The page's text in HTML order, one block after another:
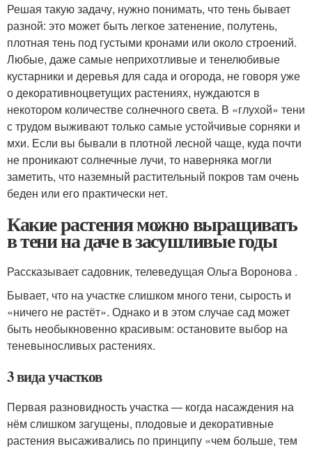
Решая такую задачу, нужно понимать, что тень бывает
разной: это может быть легкое затенение, полутень,
плотная тень под густыми кронами или около строений.
Любые, даже самые неприхотливые и тенелюбивые
кустарники и деревья для сада и огорода, не говоря уже
о декоративноцветущих растениях, нуждаются в
некотором количестве солнечного света. В «глухой» тени
с трудом выживают только самые устойчивые сорняки и
мхи. Если вы бывали в плотной лесной чаще, куда почти
не проникают солнечные лучи, то наверняка могли
заметить, что наземный растительный покров там очень
беден или его практически нет.
Какие растения можно выращивать
в тени на даче в засушливые годы
Рассказывает садовник, телеведущая Ольга Воронова .
Бывает, что на участке слишком много тени, сырость и
«ничего не растёт». Однако и в этом случае сад может
быть необыкновенно красивым: остановите выбор на
теневыносливых растениях.
3 вида участков
Первая разновидность участка — когда насаждения на
нём слишком загущены, плодовые и декоративные
растения высаживались по принципу «чем больше, тем